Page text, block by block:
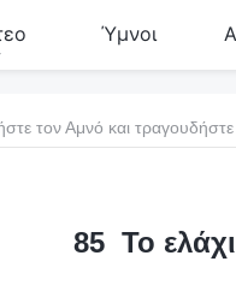
Ύμνοι
τον Αμνό και
85 Το